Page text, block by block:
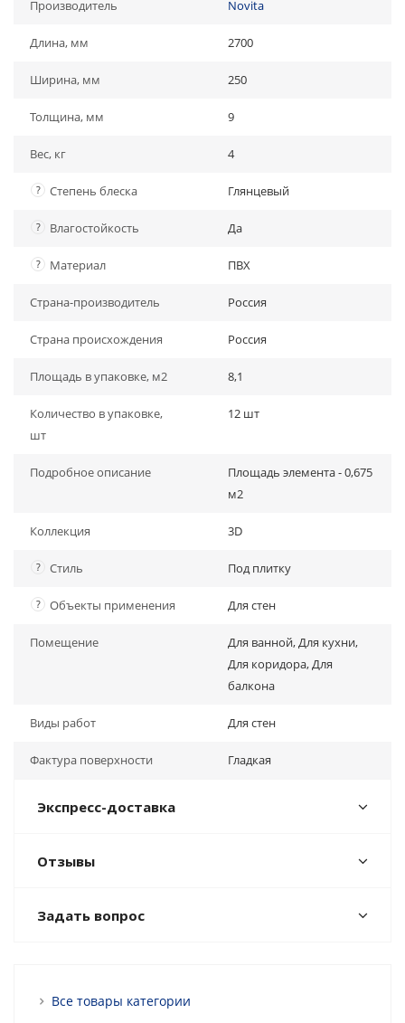
Производитель Novita
Длина, мм 2700
Ширина, мм 250
Толщина, мм 9
Вес, кг 4
? Степень блеска Глянцевый
? Влагостойкость Да
? Материал ПВХ
Страна-производитель Россия
Страна происхождения Россия
Площадь в упаковке, м2 8,1
Количество в упаковке,
шт
12 шт
Подробное описание
Площадь элемента - 0,675
м2
Коллекция 3D
? Стиль Под плитку
? Объекты применения Для стен
Помещение
Для ванной, Для кухни,
Для коридора, Для
балкона
Виды работ Для стен
Фактура поверхности Гладкая
Экспресс-доставка
Отзывы
Задать вопрос
Все товары категории